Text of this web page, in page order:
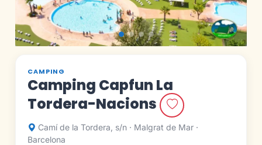
CAMPING
Camping Capfun La
Tordera-Nacions
Camí de la Tordera, s/n · Malgrat de Mar ·
Barcelona